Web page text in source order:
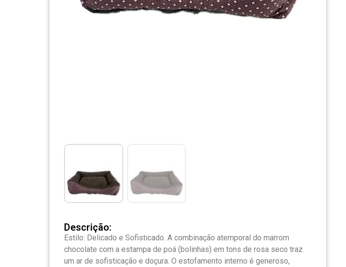
Descrição:
Estilo: Delicado e Sofisticado. A combinação atemporal do marrom
chocolate com a estampa de poá (bolinhas) em tons de rosa seco traz
um ar de sofisticação e doçura. O estofamento interno é generoso,